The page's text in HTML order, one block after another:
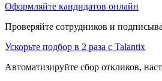
Оформляйте кандидатов онлайн
Проверяйте сотрудников и
Ускорьте подбор в 2 раза с Talantix
Автоматизируйте сбор откликов,